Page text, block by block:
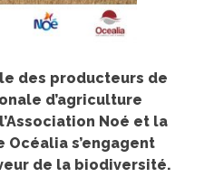
des producteurs de
d’agriculture
Noé et la
s’engagent
de la biodiversité.